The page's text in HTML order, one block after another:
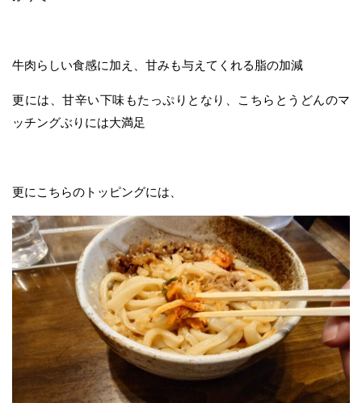
牛肉らしい食感に加え、甘みも与えてくれる脂の加減
更には、甘辛い下味もたっぷりとなり、こちらとうどんのマ
ッチングぶりには大満足
更にこちらのトッピングには、